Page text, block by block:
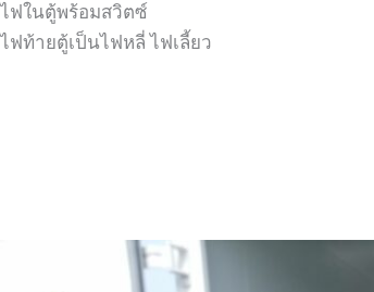
ไฟในตู้พร้อมสวิตซ์
ไฟท้ายตู้เป็นไฟหลี่ ไฟเลี้ยว